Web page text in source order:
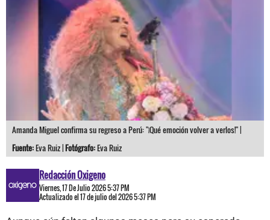
Amanda Miguel confirma su regreso a Perú: "¡Qué emoción volver a verlos!" |
Fuente:Eva Ruiz |Fotógrafo:Eva Ruiz
Redacción Oxigeno
Viernes, 17 De Julio 2026 5:37 PM
Actualizado el 17 de julio del 2026 5:37 PM